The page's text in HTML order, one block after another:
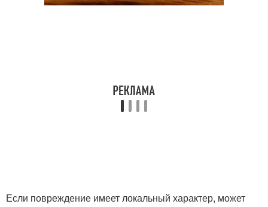
Если повреждение имеет локальный характер, может